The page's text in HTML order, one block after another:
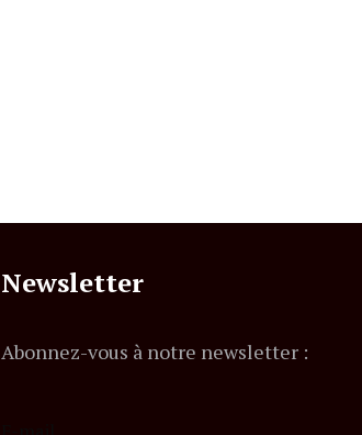
Newsletter
Abonnez-vous à notre newsletter :